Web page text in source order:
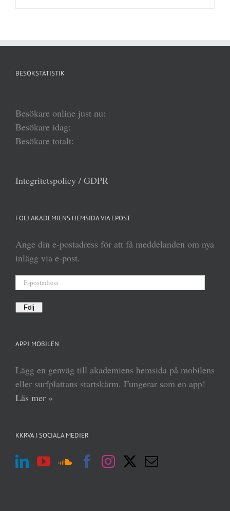
BESÖKSTATISTIK
Besökare online just nu:
Besökare idag:
Besökare totalt:
Integritetspolicy / GDPR
FÖLJ AKADEMIENS HEMSIDA VIA EPOST
Ange din e-postadress för att få meddelanden om nya
inlägg via e-post.
postadress
Följ
APP I MOBILEN
Lägg en genväg till akademiens hemsida på mobilens
eller surfplattans startskärm. Fungerar som en app!
Läs mer »
KKRVA I SOCIALA MEDIER